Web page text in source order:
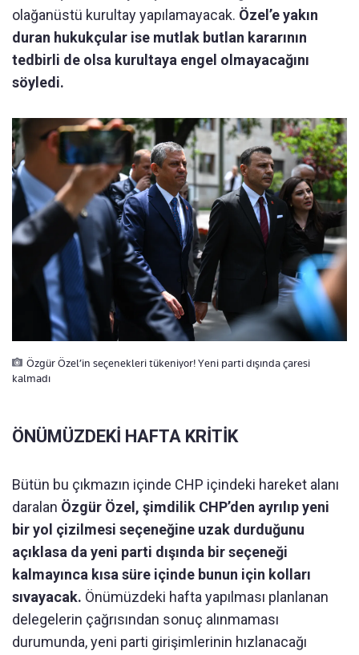
olağanüstü kurultay yapılamayacak. Özel’e yakın
duran hukukçular ise mutlak butlan kararının
tedbirli de olsa kurultaya engel olmayacağını
söyledi.
Özgür Özel’in seçenekleri tükeniyor! Yeni parti dışında çaresi
kalmadı
ÖNÜMÜZDEKİ HAFTA KRİTİK
Bütün bu çıkmazın içinde CHP içindeki hareket alanı
daralan Özgür Özel, şimdilik CHP’den ayrılıp yeni
bir yol çizilmesi seçeneğine uzak durduğunu
açıklasa da yeni parti dışında bir seçeneği
kalmayınca kısa süre içinde bunun için kolları
sıvayacak. Önümüzdeki hafta yapılması planlanan
delegelerin çağrısından sonuç alınmaması
durumunda, yeni parti girişimlerinin hızlanacağı